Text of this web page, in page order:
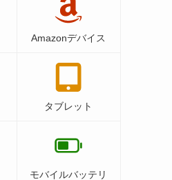
Amazonデバイス
タブレット
モバイルバッテリ